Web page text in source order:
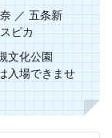
／ 五条新
ピカ
文化公園
入場できませ